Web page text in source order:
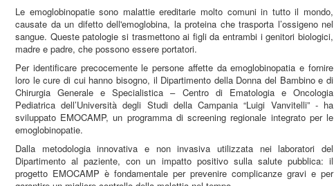
Le emoglobinopatie sono malattie ereditarie molto comuni in tutto il mondo,
causate da un difetto dell'emoglobina, la proteina che trasporta l’ossigeno nel
sangue. Queste patologie si trasmettono ai figli da entrambi i genitori biologici,
madre e padre, che possono essere portatori.
Per identificare precocemente le persone affette da emoglobinopatia e fornire
loro le cure di cui hanno bisogno, il Dipartimento della Donna del Bambino e di
Chirurgia Generale e Specialistica – Centro di Ematologia e Oncologia
Pediatrica dell’Università degli Studi della Campania “Luigi Vanvitelli” - ha
sviluppato EMOCAMP, un programma di screening regionale integrato per le
emoglobinopatie.
Dalla metodologia innovativa e non invasiva utilizzata nei laboratori del
Dipartimento al paziente, con un impatto positivo sulla salute pubblica: il
progetto EMOCAMP è fondamentale per prevenire complicanze gravi e per